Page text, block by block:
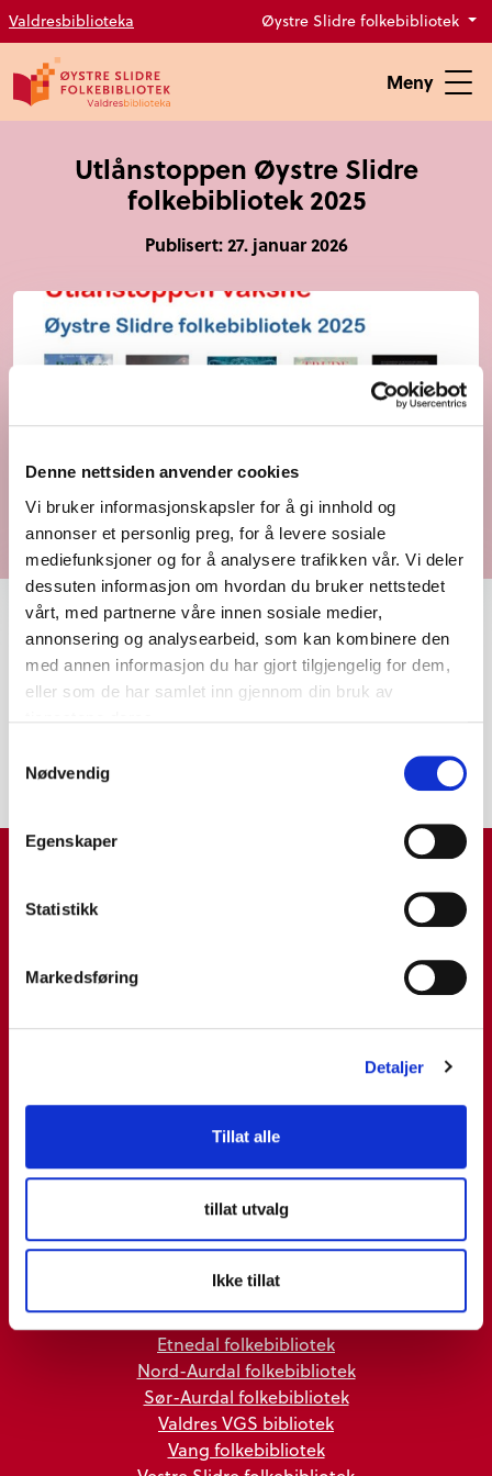
Denne nettsiden anvender cookies
Vi bruker informasjonskapsler for å gi innhold og
annonser et personlig preg, for å levere sosiale
mediefunksjoner og for å analysere trafikken vår. Vi deler
dessuten informasjon om hvordan du bruker nettstedet
vårt, med partnerne våre innen sosiale medier,
annonsering og analysearbeid, som kan kombinere den
med annen informasjon du har gjort tilgjengelig for dem,
eller som de har samlet inn gjennom din bruk av
Nødvendig
Egenskaper
Statistikk
Markedsføring
Detaljer
Tillat alle
tillat utvalg
Ikke tillat
Valdresbiblioteka Øystre Slidre folkebibliotek
Meny
Utlånstoppen Øystre Slidre
folkebibliotek 2025
Publisert: 27. januar 2026
Den mest utlånte vaksenboka i Øystre
Slidre i 2025 var Budeiene av Inger
Marie Vingdal. Den mest utlånte
Dahle.
Biblioteka i Valdres er møteplass,
kulturarena og ressurs for alle
leseglade og nysgjerrige del- og
heiltidsinnbyggjarar.
Valdresbiblioteka
Etnedal folkebibliotek
Nord-Aurdal folkebibliotek
Sør-Aurdal folkebibliotek
Valdres VGS bibliotek
Vang folkebibliotek